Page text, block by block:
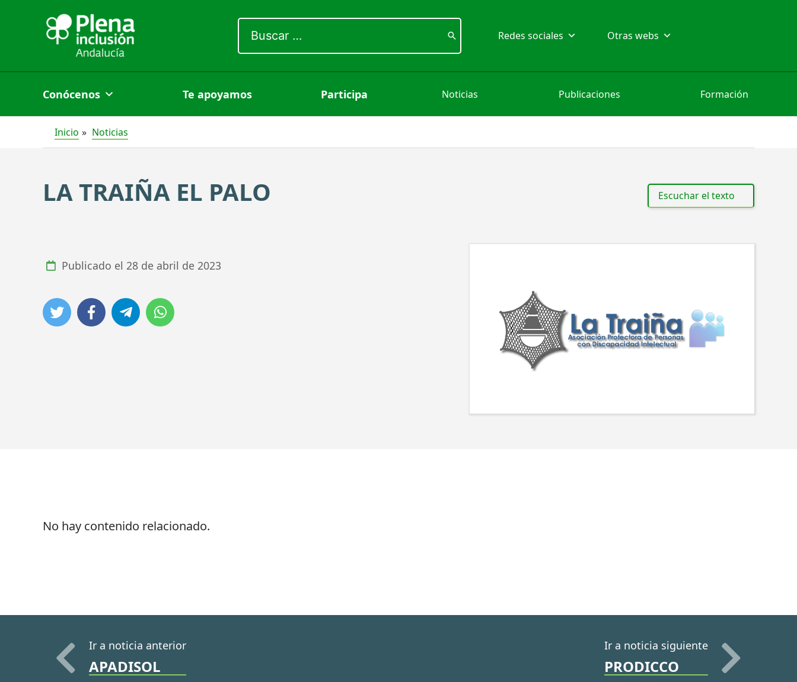
por:
Redes sociales Otras webs
Conócenos Te apoyamos Participa Noticias Publicaciones Formación
Inicio Noticias
LA TRAIÑA EL PALO Escuchar el texto
Publicado el 28 de abril de 2023
No hay contenido relacionado.
Ir a noticia anterior
APADISOL
Ir a noticia siguiente
PRODICCO